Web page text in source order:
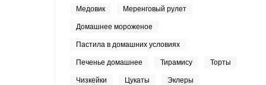
Медовик Меренговый рулет
Домашнее мороженое
Пастила в домашних условиях
Печенье домашнее Тирамису Торты
Чизкейки Цукаты Эклеры